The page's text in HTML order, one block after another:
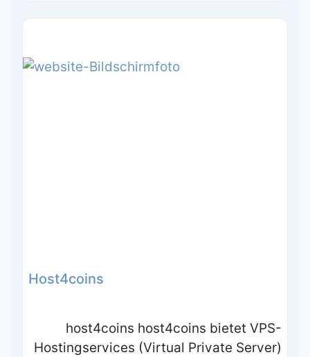
Host4coins
host4coins host4coins bietet VPS-
Hostingservices (Virtual Private Server)